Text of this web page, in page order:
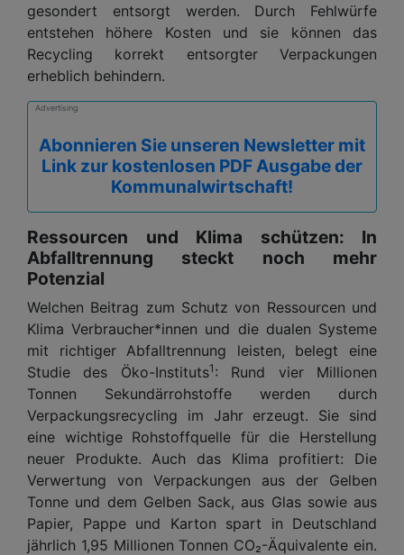
gesondert entsorgt werden. Durch Fehlwürfe
entstehen höhere Kosten und sie können das
Recycling korrekt entsorgter Verpackungen
erheblich behindern.
Advertising
Abonnieren Sie unseren Newsletter mit
Link zur kostenlosen PDF Ausgabe der
Kommunalwirtschaft!
Ressourcen und Klima schützen: In
Abfalltrennung steckt noch mehr
Potenzial
Welchen Beitrag zum Schutz von Ressourcen und
Klima Verbraucher*innen und die dualen Systeme
mit richtiger Abfalltrennung leisten, belegt eine
Studie des Öko-Instituts1 : Rund vier Millionen
Tonnen Sekundärrohstoffe werden durch
Verpackungsrecycling im Jahr erzeugt. Sie sind
eine wichtige Rohstoffquelle für die Herstellung
neuer Produkte. Auch das Klima profitiert: Die
Verwertung von Verpackungen aus der Gelben
Tonne und dem Gelben Sack, aus Glas sowie aus
Papier, Pappe und Karton spart in Deutschland
jährlich 1,95 Millionen Tonnen CO₂-Äquivalente ein.